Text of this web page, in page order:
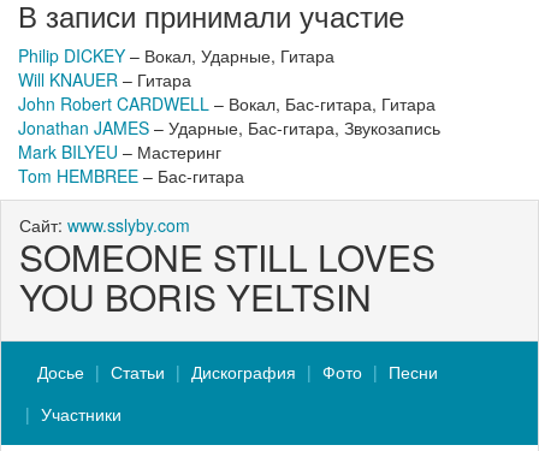
В записи принимали участие
Philip DICKEY – Вокал, Ударные, Гитара
Will KNAUER – Гитара
John Robert CARDWELL – Вокал, Бас-гитара, Гитара
Jonathan JAMES – Ударные, Бас-гитара, Звукозапись
Mark BILYEU – Мастеринг
Tom HEMBREE – Бас-гитара
Сайт: www.sslyby.com
SOMEONE STILL LOVES
YOU BORIS YELTSIN
Досье Статьи Дискография Фото
Песни
Участники